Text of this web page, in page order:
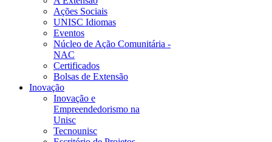
Ações Sociais
UNISC Idiomas
Eventos
Núcleo de Ação Comunitária -
NAC
Certificados
Bolsas de Extensão
Inovação
Inovação e
Empreendedorismo na
Unisc
Tecnounisc